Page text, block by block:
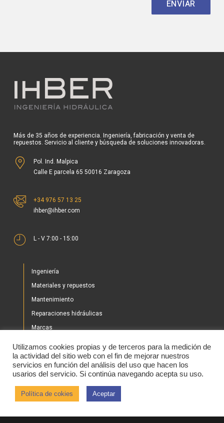
Más de 35 años de experiencia. Ingeniería, fabricación y venta de
repuestos. Servicio al cliente y búsqueda de soluciones innovadoras.
Pol. Ind. Malpica
Calle E parcela 65 50016 Zaragoza
+34 976 57 13 25
ihber@ihber.com
L - V 7:00 - 15:00
Ingeniería
Materiales y repuestos
Mantenimiento
Reparaciones hidráulicas
Marcas
Tienda
Noticias
2020 © IHBER
Utilizamos cookies propias y de terceros para la medición de
la actividad del sitio web con el fin de mejorar nuestros
servicios en función del análisis del uso que hacen los
usarios del servicio. Si continúa navegando acepta su uso.
Política de cokies Aceptar